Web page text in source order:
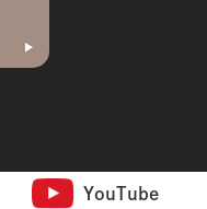
YouTube